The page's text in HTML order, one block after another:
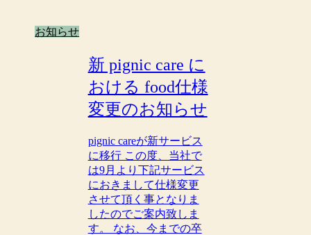
お知らせ
新 pignic care に
おける food仕様
変更のお知らせ
pignic careが新サービス
に移行 この度、当社で
は9月より下記サービス
におきまして仕様変更
させて頂く事となりま
したのでご案内致しま
す。 なお、今までの卒